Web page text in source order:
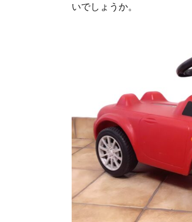
いでしょうか。